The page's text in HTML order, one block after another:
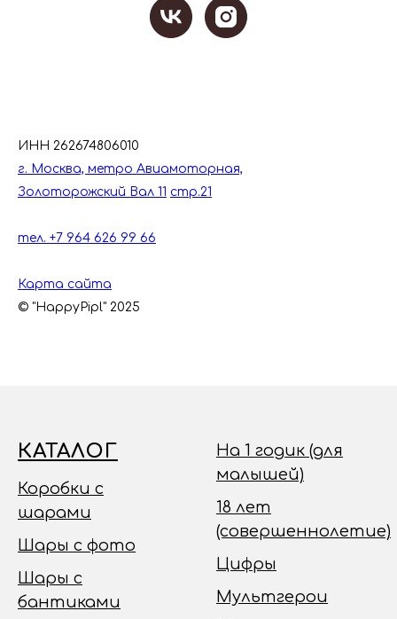
ИНН 262674806010
г. Москва, метро Авиамоторная,
Золоторожский Вал 11 стр.21
тел. +7 964 626 99 66
Карта сайта
© "HappyPipl" 2025
КАТАЛОГ
Коробки с
шарами
Шары с фото
Шары с
бантиками
На 1 годик (для
малышей)
18 лет
(совершеннолетие)
Цифры
Мультгерои